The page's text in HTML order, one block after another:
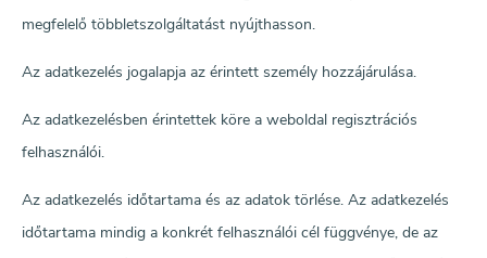
megfelelő többletszolgáltatást nyújthasson.
Az adatkezelés jogalapja az érintett személy hozzájárulása.
Az adatkezelésben érintettek köre a weboldal regisztrációs
felhasználói.
Az adatkezelés időtartama és az adatok törlése. Az adatkezelés
időtartama mindig a konkrét felhasználói cél függvénye, de az